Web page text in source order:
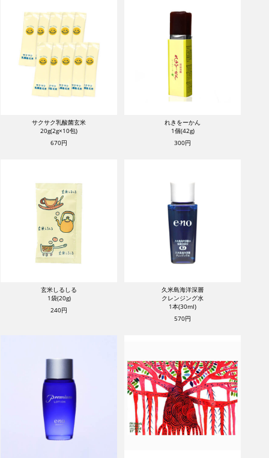
サクサク乳酸菌玄米
20g(2g×10包)
670円
れきをーかん
1個(42g)
300円
玄米しるしる
1袋(20g)
240円
久米島海洋深層
クレンジング水
1本(30ml)
570円